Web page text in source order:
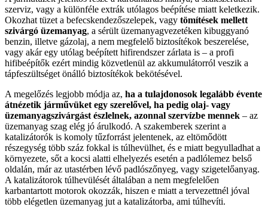
szerviz, vagy a különféle extrák utólagos beépítése miatt keletkezik.
Okozhat tüzet a befecskendezőszelepek, vagy tömítések mellett
szivárgó üzemanyag, a sérült üzemanyagvezetéken kibuggyanó
benzin, illetve gázolaj, a nem megfelelő biztosítékok beszerelése,
vagy akár egy utólag beépített hifirendszer zárlata is – a profi
hifibeépítők ezért mindig közvetlenül az akkumulátorról veszik a
tápfeszültséget önálló biztosítékok bekötésével.
A megelőzés legjobb módja az, ha a tulajdonosok legalább évente
átnézetik járművüket egy szerelővel, ha pedig olaj- vagy
üzemanyagszivárgást észlelnek, azonnal szervízbe mennek – az
üzemanyag szag elég jó árulkodó. A szakemberek szerint a
katalizátorók is komoly tűzforrást jelentenek, az eltömődött
részegység több száz fokkal is túlhevülhet, és e miatt begyulladhat a
környezete, sőt a kocsi alatti elhelyezés esetén a padlólemez belső
oldalán, már az utastérben lévő padlószőnyeg, vagy szigetelőanyag.
A katalizátorok túlhevülését általában a nem megfelelően
karbantartott motorok okozzák, hiszen e miatt a tervezettnél jóval
több elégetlen üzemanyag jut a katalizátorba, ami túlhevíti.